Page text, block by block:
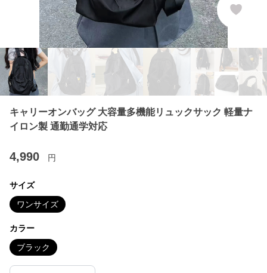
キャリーオンバッグ 大容量多機能リュックサック 軽量ナ
イロン製 通勤通学対応
4,990 円
サイズ
ワンサイズ
カラー
ブラック